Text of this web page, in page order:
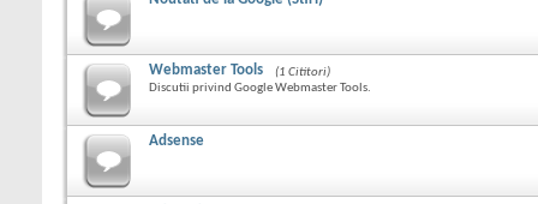
Webmaster Tools
(1 Cititori)
Discutii privind Google Webmaster Tools.
Adsense